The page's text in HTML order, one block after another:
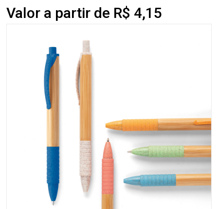
Valor a partir de R$ 4,15